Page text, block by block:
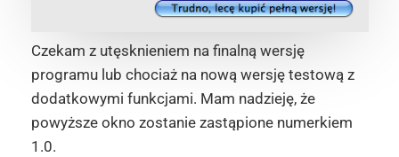
Czekam z utęsknieniem na finalną wersję
programu lub chociaż na nową wersję testową z
dodatkowymi funkcjami. Mam nadzieję, że
powyższe okno zostanie zastąpione numerkiem
1.0.